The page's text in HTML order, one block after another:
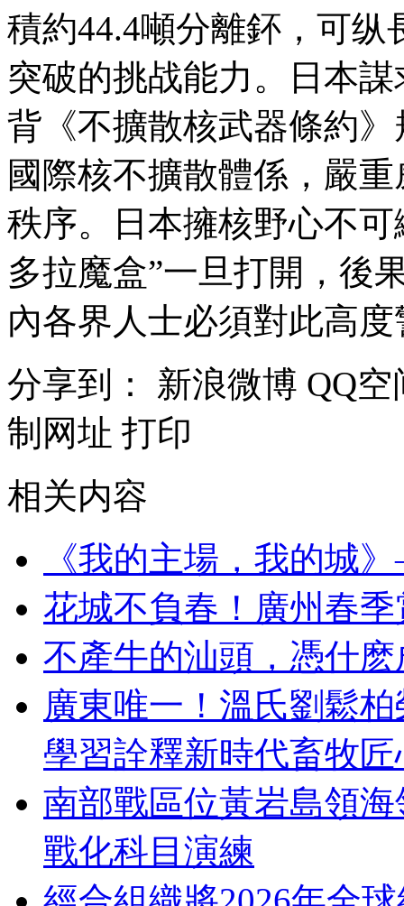
積約44.4噸分離鈈，可
突破的挑战能力。日本
背《不擴散核武器條約
國際核不擴散體係，嚴
秩序。日本擁核野心不
多拉魔盒”一旦打開，後
內各界人士必須對此高
分享到：
新浪微博 QQ空
制网址 打印
相关内容
《我的主場，我的城
花城不負春！廣州春
不產牛的汕頭，憑什
廣東唯一！溫氏劉鬆
學習詮釋新時代畜牧匠
南部戰區位黃岩島領
戰化科目演練